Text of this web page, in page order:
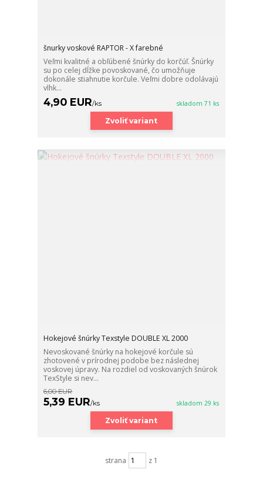
šnurky voskové RAPTOR - X farebné
Veľmi kvalitné a obľúbené šnúrky do korčúľ. Šnúrky
su po celej dĺžke povoskované, čo umožňuje
dokonále stiahnutie korčule. Veľmi dobre odolávajú
vlhk...
4,90 EUR/ks skladom 71 ks
Zvoliť variant
Hokejové šnúrky Texstyle DOUBLE XL 2000
Nevoskované šnúrky na hokejové korčule sú
zhotovené v prírodnej podobe bez následnej
voskovej úpravy. Na rozdiel od voskovaných šnúrok
TexStyle si nev...
6,00 EUR
5,39 EUR/ks skladom 29 ks
Zvoliť variant
strana z 1